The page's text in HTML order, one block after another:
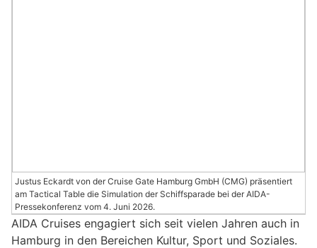
Justus Eckardt von der Cruise Gate Hamburg GmbH (CMG) präsentiert
am Tactical Table die Simulation der Schiffsparade bei der AIDA-
Pressekonferenz vom 4. Juni 2026.
AIDA Cruises engagiert sich seit vielen Jahren auch in
Hamburg in den Bereichen Kultur, Sport und Soziales.